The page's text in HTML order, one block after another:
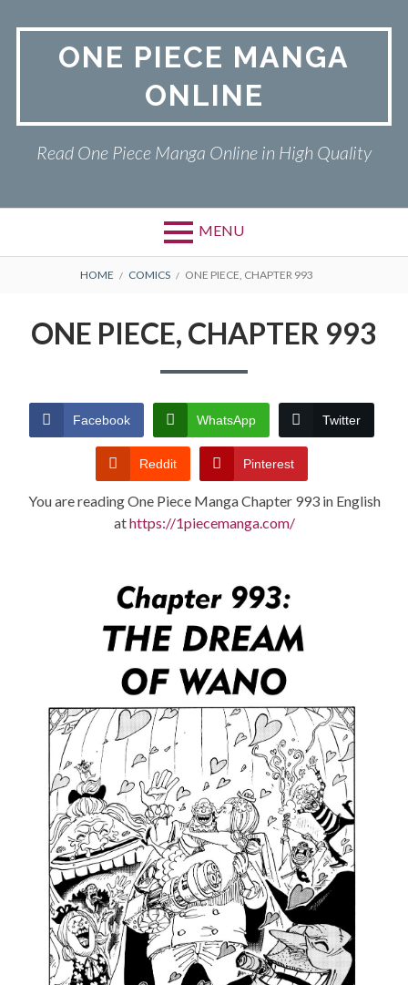
ONE PIECE MANGA
ONLINE
Read One Piece Manga Online in High Quality
MENU
Primary
ONE PIECE
TERMS AND
CONDITIONS
BREADCRUMBS
HOME COMICS ONE PIECE, CHAPTER 993
ONE PIECE, CHAPTER 993
Facebook WhatsApp Twitter
Reddit Pinterest
You are reading One Piece Manga Chapter 993 in English
athttps://1piecemanga.com/